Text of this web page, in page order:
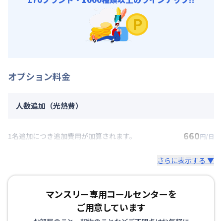
オプション料金
人数追加（光熱費）
1名追加につき追加費用が加算されます。 660円/日
さらに表示する ▼
マンスリー専用コールセンターを
ご用意しています